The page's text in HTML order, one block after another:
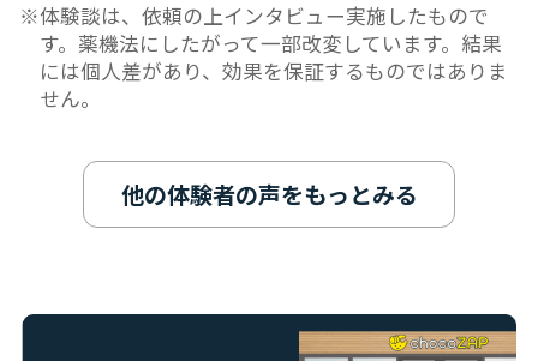
体験談は、依頼の上インタビュー実施したもので
す。薬機法にしたがって一部改変しています。結果
には個人差があり、効果を保証するものではありま
せん。
他の体験者の声をもっとみる